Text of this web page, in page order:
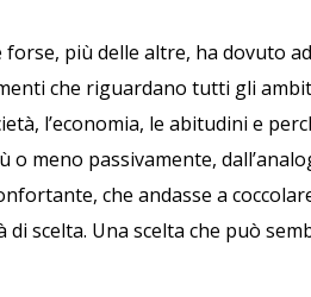
più delle altre, ha dovuto
che riguardano tutti gli
l’economia, le abitudini e
meno passivamente,
che andasse a
scelta. Una scelta che può